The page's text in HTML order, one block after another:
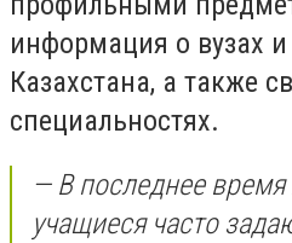
информация о вузах
Казахстана, а также
специальностях.
— В последнее время
учащиеся часто